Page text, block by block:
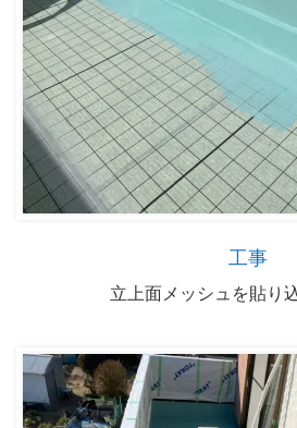
工事
立上面メッシュを貼り